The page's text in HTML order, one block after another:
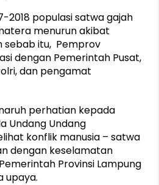
2018 populasi satwa gajah
menurun akibat
sebab itu, Pemprov
dengan Pemerintah Pusat,
dan pengamat
perhatian kepada
Undang Undang
konflik manusia – satwa
dengan keselamatan
Provinsi Lampung
upaya.